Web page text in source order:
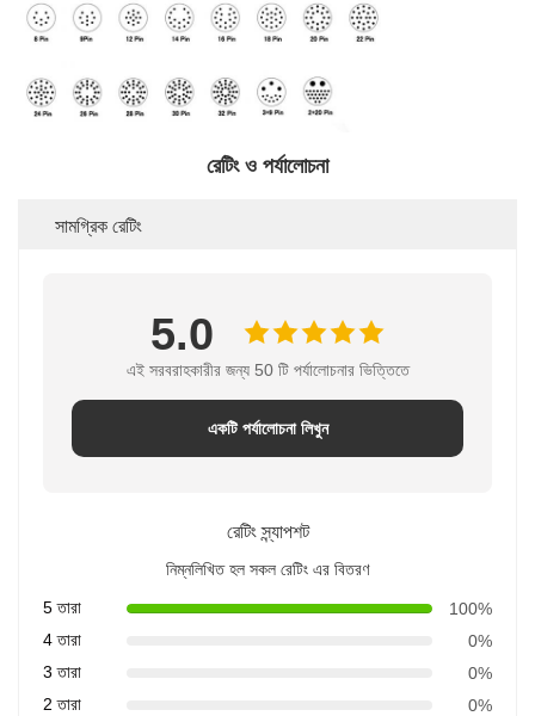
রেটিং ও পর্যালোচনা
সামগ্রিক রেটিং
5.0
এই সরবরাহকারীর জন্য 50 টি পর্যালোচনার ভিত্তিতে
একটি পর্যালোচনা লিখুন
রেটিং স্ন্যাপশট
নিম্নলিখিত হল সকল রেটিং এর বিতরণ
5 তারা
100%
4 তারা
0%
3 তারা
0%
2 তারা
0%